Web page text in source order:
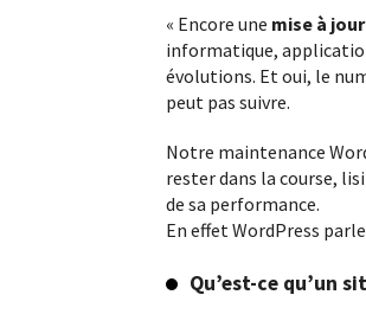
« Encore une mise à jour
informatique,
évolutions. Et oui, le
peut pas suivre.
Notre maintenance
rester dans la course,
de sa performance.
En effet WordPress
Qu’est-ce qu’un